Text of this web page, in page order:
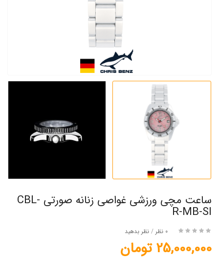
ساعت مچی ورزشی غواصی زنانه صورتی CBL-
R-MB-SI
0 نظر / نظر بدهید
25,000,000 تومان